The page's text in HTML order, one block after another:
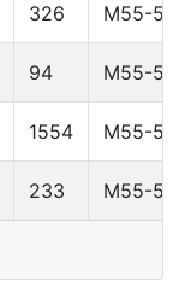
326 M55-
94 M55-
1554 M55-
233 M55-